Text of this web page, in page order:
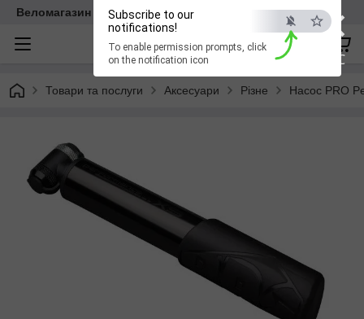
×
ESC
Subscribe to our
notifications!
To enable permission prompts, click
on the notification icon
Веломагазин EasyBike
Товари та послуги Аксесуари Різне Насос PRO